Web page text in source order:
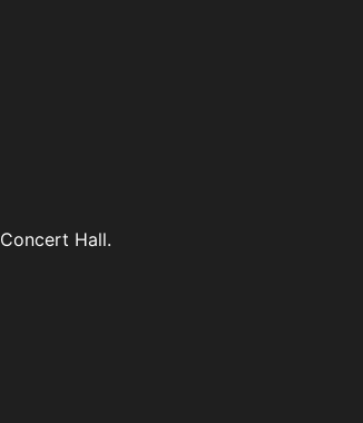
Hall.